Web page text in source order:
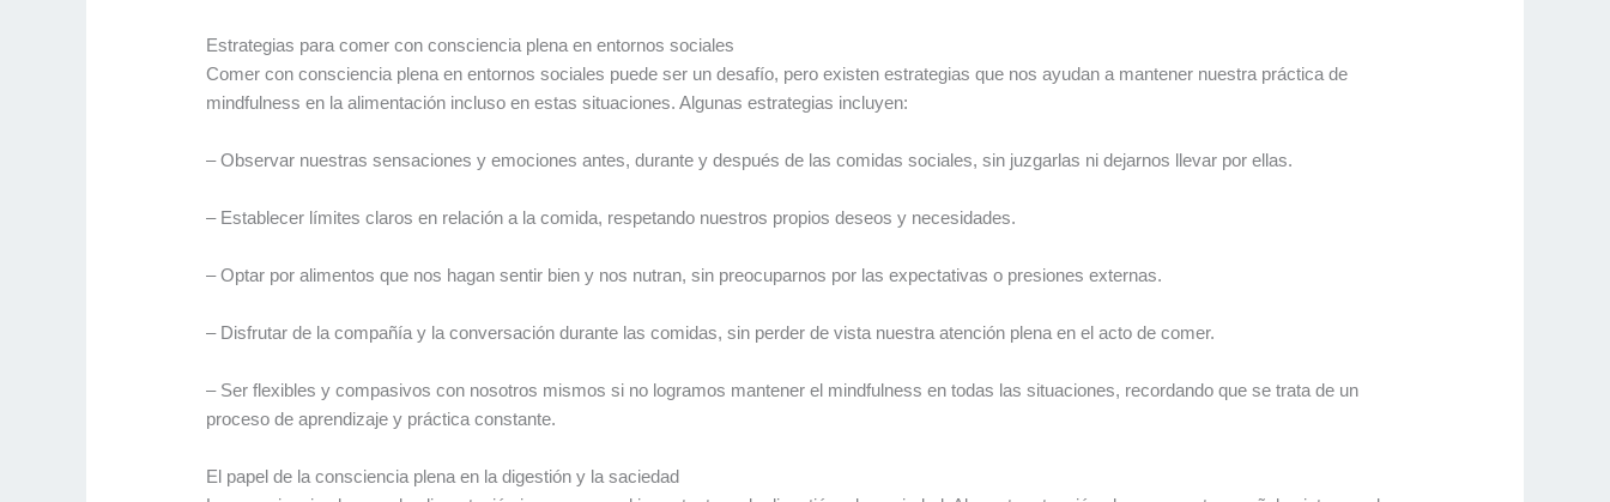
Estrategias para comer con consciencia plena en entornos sociales
Comer con consciencia plena en entornos sociales puede ser un desafío, pero existen estrategias que nos ayudan a mantener nuestra práctica de
mindfulness en la alimentación incluso en estas situaciones. Algunas estrategias incluyen:
– Observar nuestras sensaciones y emociones antes, durante y después de las comidas sociales, sin juzgarlas ni dejarnos llevar por ellas.
– Establecer límites claros en relación a la comida, respetando nuestros propios deseos y necesidades.
– Optar por alimentos que nos hagan sentir bien y nos nutran, sin preocuparnos por las expectativas o presiones externas.
– Disfrutar de la compañía y la conversación durante las comidas, sin perder de vista nuestra atención plena en el acto de comer.
– Ser flexibles y compasivos con nosotros mismos si no logramos mantener el mindfulness en todas las situaciones, recordando que se trata de un
proceso de aprendizaje y práctica constante.
El papel de la consciencia plena en la digestión y la saciedad